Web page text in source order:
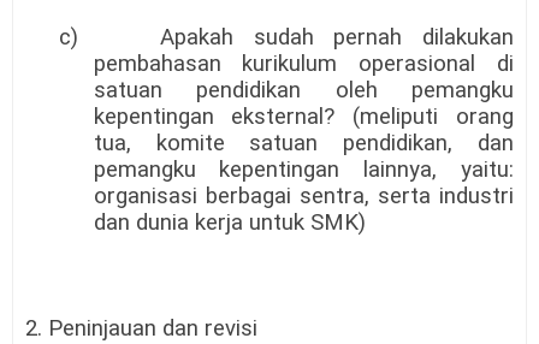
c)
Apakah sudah pernah dilakukan
pembahasan kurikulum operasional di
satuan pendidikan oleh pemangku
kepentingan eksternal? (meliputi orang
tua, komite satuan pendidikan, dan
pemangku kepentingan lainnya, yaitu:
organisasi berbagai sentra, serta industri
dan dunia kerja untuk SMK)
2. Peninjauan dan revisi